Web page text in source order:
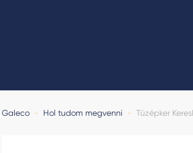
Galeco - Hol tudom megvenni - Tüzépker